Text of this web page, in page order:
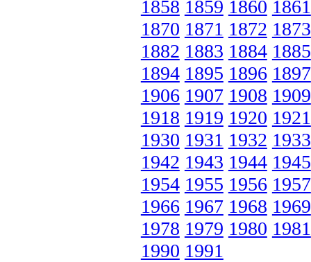
1858 1859 1860 1861
1870 1871 1872 1873
1882 1883 1884 1885
1894 1895 1896 1897
1906 1907 1908 1909
1918 1919 1920 1921
1930 1931 1932 1933
1942 1943 1944 1945
1954 1955 1956 1957
1966 1967 1968 1969
1978 1979 1980 1981
1990 1991